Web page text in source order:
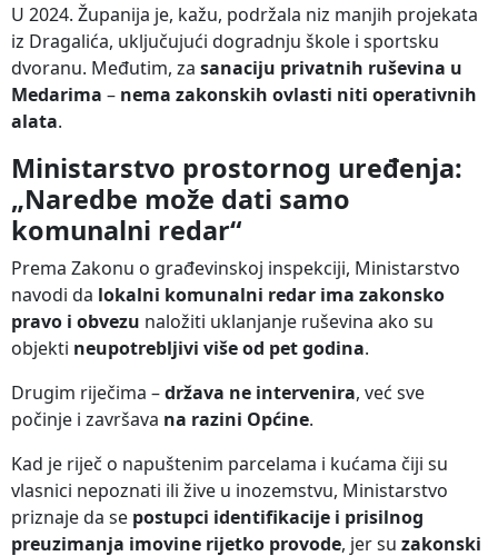
U 2024. Županija je, kažu, podržala niz manjih projekata
iz Dragalića, uključujući dogradnju škole i sportsku
dvoranu. Međutim, za sanaciju privatnih ruševina u
Medarima – nema zakonskih ovlasti niti operativnih
alata.
Ministarstvo prostornog uređenja:
„Naredbe može dati samo
komunalni redar“
Prema Zakonu o građevinskoj inspekciji, Ministarstvo
navodi da lokalni komunalni redar ima zakonsko
pravo i obvezu naložiti uklanjanje ruševina ako su
objekti neupotrebljivi više od pet godina.
Drugim riječima –država ne intervenira, već sve
počinje i završava na razini Općine.
Kad je riječ o napuštenim parcelama i kućama čiji su
vlasnici nepoznati ili žive u inozemstvu, Ministarstvo
priznaje da se postupci identifikacije i prisilnog
preuzimanja imovine rijetko provode, jer su zakonski